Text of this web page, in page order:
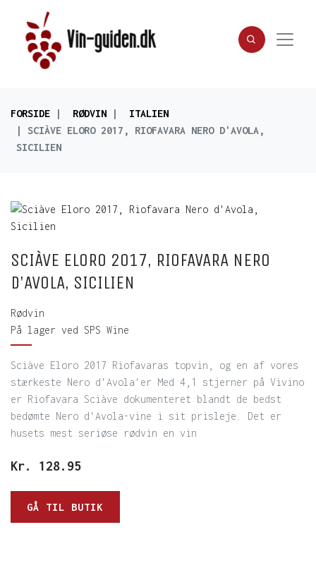
FORSIDE RØDVIN
ITALIEN
SCIÀVE ELORO 2017, RIOFAVARA NERO D'AVOLA,
SICILIEN
SCIÀVE ELORO 2017, RIOFAVARA NERO
D'AVOLA, SICILIEN
Rødvin
På lager ved SPS Wine
Sciàve Eloro 2017 Riofavaras topvin, og en af vores
stærkeste Nero d'Avola'er Med 4,1 stjerner på Vivino
er Riofavara Sciàve dokumenteret blandt de bedst
bedømte Nero d'Avola-vine i sit prisleje. Det er
husets mest seriøse rødvin en vin
Kr. 128.95
GÅ TIL BUTIK